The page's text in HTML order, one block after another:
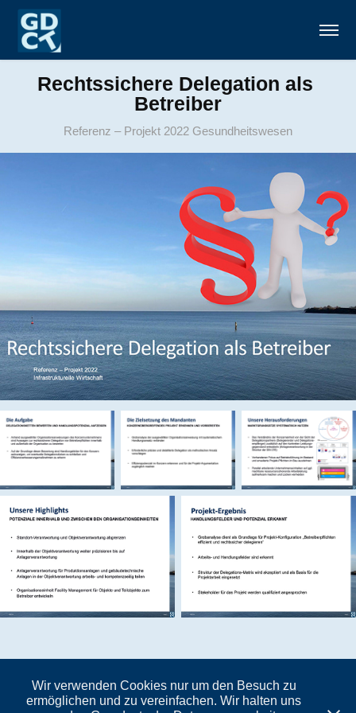
Rechtssichere Delegation als
Betreiber
Referenz – Projekt 2022 Gesundheitswesen
Download PDF
Wir verwenden Cookies nur um den Besuch zu
ermöglichen und zu vereinfachen. Wir halten uns